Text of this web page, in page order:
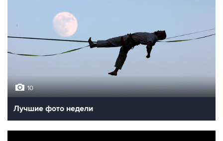
10
Лучшие фото недели